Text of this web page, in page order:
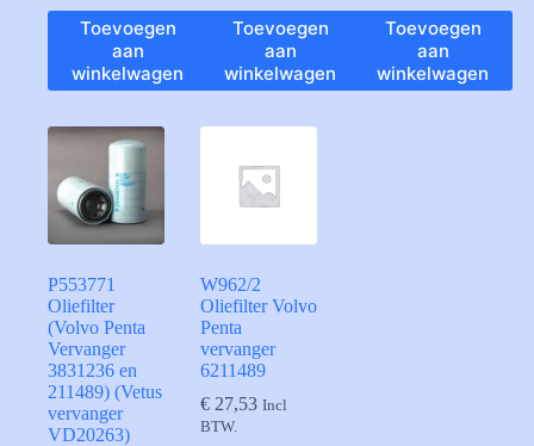
Toevoegen
aan
winkelwagen
Toevoegen
aan
winkelwagen
Toevoegen
aan
winkelwagen
P553771
Oliefilter
(Volvo Penta
Vervanger
3831236 en
211489) (Vetus
vervanger
VD20263)
W962/2
Oliefilter Volvo
Penta
vervanger
6211489
€ 27,53 Incl
BTW.